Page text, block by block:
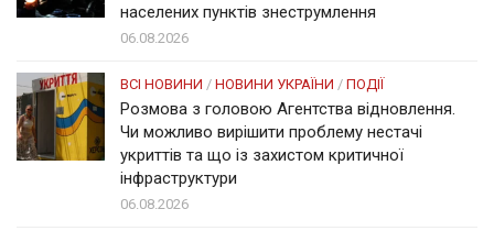
населених пунктів знеструмлення
06.08.2026
ВСІ НОВИНИ / НОВИНИ УКРАЇНИ / ПОДІЇ
Розмова з головою Агентства відновлення.
Чи можливо вирішити проблему нестачі
укриттів та що із захистом критичної
інфраструктури
06.08.2026